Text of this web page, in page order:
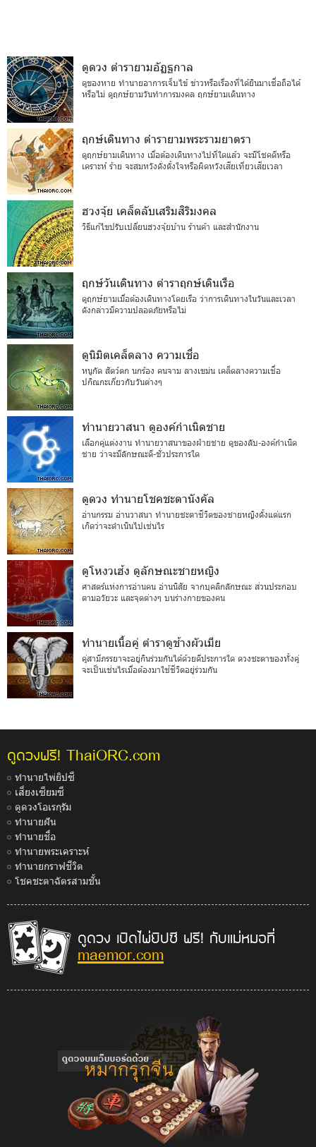
ดูดวง ตำรายามอัฏฐกาล
ดูของหาย ทำนายอาการเจ็บไข้ ข่าวหรือเรื่องที่ได้ยินมาเชื่อถือได้
หรือไม่ ดูฤกษ์ยามวันทำการมงคล ฤกษ์ยามเดินทาง
ฤกษ์เดินทาง ตำรายามพระรามยาตรา
ดูฤกษ์ยามเดินทาง เมื่อต้องเดินทางไปที่ใดแล้ว จะมีโชคดีหรือ
เคราะห์ ร้าย จะสมหวังดั่งตั้งใจหรือผิดหวังเสียเที่ยวเสียเวลา
ฮวงจุ้ย เคล็ดลับเสริมสิริมงคล
วิธีแก้ไขปรับเปลี่ยนฮวงจุ้ยบ้าน ร้านค้า และสำนักงาน
ฤกษ์วันเดินทาง ตำราฤกษ์เดินเรือ
ดูฤกษ์ยามเมื่อต้องเดินทางโดยเรือ ว่าการเดินทางในวันและเวลา
ดังกล่าวมีความปลอดภัยหรือไม่
ดูนิมิตเคล็ดลาง ความเชื่อ
หนูกัด สัตว์ตก นกร้อง คนจาม ลางเขม่น เคล็ดลางความเชื่อ
ปกิณกะเกี่ยวกับวันต่างๆ
ทำนายวาสนา ดูองค์กำเนิดชาย
เลือกคู่แต่งงาน ทำนายวาสนาของฝ่ายชาย ดูของลับ-องค์กำเนิด
ชาย ว่าจะมีลักษณะดี-ชั่วประการใด
ดูดวง ทำนายโชคชะตานังคัล
อ่านกรรม อ่านวาสนา ทำนายชะตาชีวิตของชายหญิงตั้งแต่แรก
เกิดว่าจะดำเนินไปเช่นไร
ดูโหงวเฮ้ง ดูลักษณะชายหญิง
ศาสตร์แห่งการอ่านคน อ่านนิสัย จากบุคลิกลักษณะ ส่วนประกอบ
ตามอวัยวะ และจุดต่างๆ บนร่างกายของคน
ทำนายเนื้อคู่ ตำราดูช้างผัวเมีย
คู่สามีภรรยาจะอยู่กินร่วมกันได้ด้วยดีประการใด ดวงชะตาของทั้งคู่
จะเป็นเช่นไรเมื่อต้องมาใช้ชีวิตอยู่ร่วมกัน
ดูดวงฟรี! ThaiORC.com
ทำนายไพ่ยิปซี
เสี่ยงเซียมซี
ดูดวงโอเรกุรัม
ทำนายฝัน
ทำนายชื่อ
ทำนายพระเคราะห์
ทำนายกราฟชีวิต
โชคชะตาฉัตรสามชั้น
ดูดวง เปิดไพ่ยิปซี ฟรี! กับแม่หมอที่
maemor.com